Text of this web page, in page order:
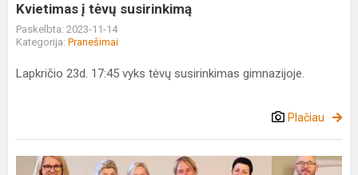
Kvietimas į tėvų susirinkimą
Paskelbta: 2023-11-14
Kategorija: Pranešimai
Lapkričio 23d. 17:45 vyks tėvų susirinkimas gimnazijoje.
Plačiau
Mokytojų